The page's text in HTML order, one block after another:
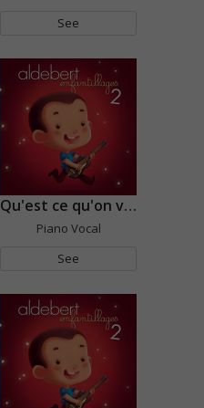
See
Qu'est ce qu'on va faire de moi ?
Piano Vocal
See